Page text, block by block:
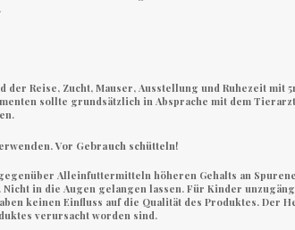
der Reise, Zucht, Mauser, Ausstellung und Ruhezeit
sollte grundsätzlich in Absprache mit dem
Vor Gebrauch schütteln!
Alleinfuttermitteln höheren Gehalts an
in die Augen gelangen lassen. Für Kinder
keinen Einfluss auf die Qualität des Produktes. Der
verursacht worden sind.